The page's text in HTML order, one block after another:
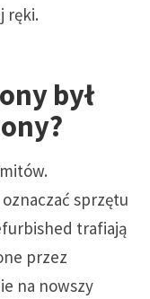
ręki.
był
sprzętu
trafiają
przez
na nowszy